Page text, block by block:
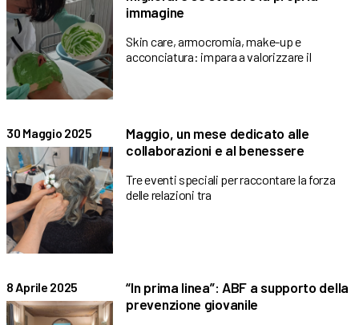
immagine
Skin care, armocromia, make-up e
acconciatura: impara a valorizzare il
30 Maggio 2025
Maggio, un mese dedicato alle
collaborazioni e al benessere
Tre eventi speciali per raccontare la forza
delle relazioni tra
8 Aprile 2025
“In prima linea”: ABF a supporto della
prevenzione giovanile